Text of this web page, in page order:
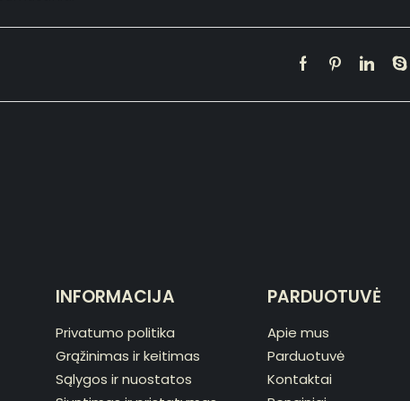
INFORMACIJA
Privatumo politika
Grąžinimas ir keitimas
Sąlygos ir nuostatos
PARDUOTUVĖ
Apie mus
Parduotuvė
Kontaktai